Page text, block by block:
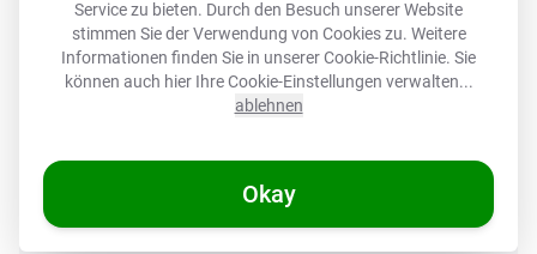
Service zu bieten. Durch den Besuch unserer Website
stimmen Sie der Verwendung von Cookies zu. Weitere
Informationen finden Sie in unsererCookie-Richtlinie. Sie
können auch hier Ihre Cookie-Einstellungen verwalten...
ablehnen
Okay
Squares